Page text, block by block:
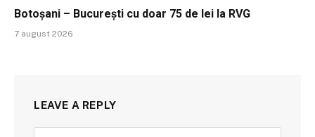
Botoșani – București cu doar 75 de lei la RVG
7 august 2026
LEAVE A REPLY